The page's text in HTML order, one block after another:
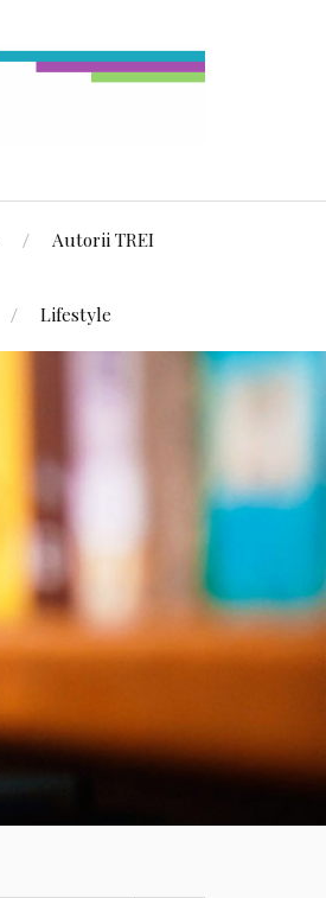
Autorii TREI
Lifestyle